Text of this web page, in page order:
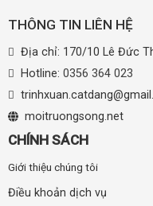
THÔNG TIN LIÊN HỆ
Địa chỉ: 170/10 Lê Đức
Hotline: 0356 364 023
moitruongsong.net
CHÍNH SÁCH
Giới thiệu chúng tôi
Điều khoản dịch vụ